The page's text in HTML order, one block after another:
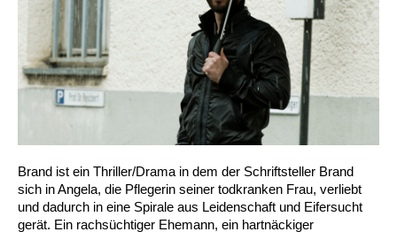
Brand ist ein Thriller/Drama in dem der Schriftsteller Brand
sich in Angela, die Pflegerin seiner todkranken Frau, verliebt
und dadurch in eine Spirale aus Leidenschaft und Eifersucht
gerät. Ein rachsüchtiger Ehemann, ein hartnäckiger